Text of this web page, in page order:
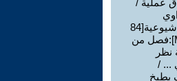
عملية /
كراسات شيوعية[84
Manual no]:فصل من
نظر
... /
بطيخ